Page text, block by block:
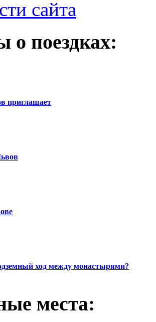
сайта
о поездках:
приглашает
ход между монастырями?
места: